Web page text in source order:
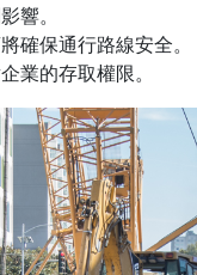
響。
確保通行路線安全。
業的存取權限。